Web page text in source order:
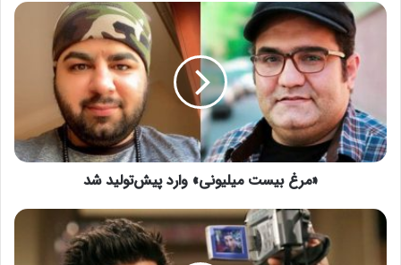
«
س
ت
م
ی
و
«مرغ بیست میلیونی» وارد پیش‌تولید شد
ج
ز